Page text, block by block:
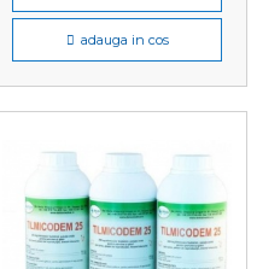
adauga in cos